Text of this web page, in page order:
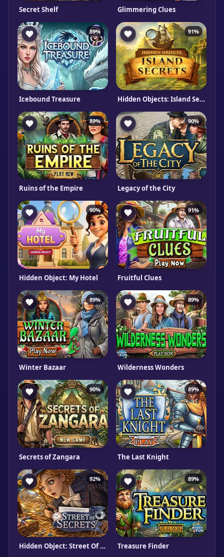
Secret Shelf Glimmering Clues
89%
Icebound Treasure
91%
Hidden Objects: Island Secrets
89%
Ruins of the Empire
90%
Legacy of the City
90%
Hidden Object: My Hotel
91%
Fruitful Clues
89%
Winter Bazaar
89%
Wilderness Wonders
90%
Secrets of Zangara
89%
The Last Knight
92%
Hidden Object: Street Of Secrets
89%
Treasure Finder